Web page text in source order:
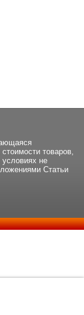
товаров,
условиях не
Статьи